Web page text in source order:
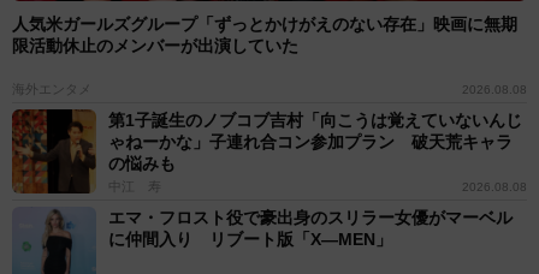
人気米ガールズグループ「ずっとかけがえのない存在」映画に無期
限活動休止のメンバーが出演していた
海外エンタメ 2026.08.08
第1子誕生のノブコブ吉村「向こうは覚えていないんじ
ゃねーかな」子連れ合コン参加プラン 破天荒キャラ
の悩みも
中江 寿 2026.08.08
エマ・フロスト役で豪出身のスリラー女優がマーベル
に仲間入り リブート版「X―MEN」